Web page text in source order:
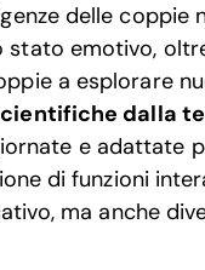
delle coppie
stato emotivo,
a esplorare
dalla
e adattate
di funzioni
ma anche